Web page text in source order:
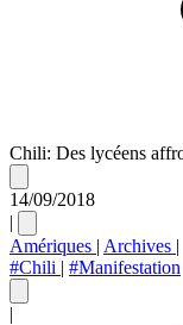
Chili: Des lycéens
14/09/2018
|
Amériques | Archives |
#Chili | #Manifestation
|